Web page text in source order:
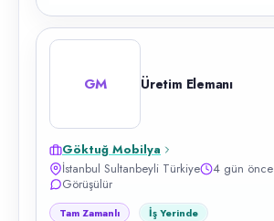
GM Üretim Elemanı
Göktuğ Mobilya
İstanbul Sultanbeyli Türkiye
4 gün önce
Görüşülür
Tam Zamanlı İş Yerinde